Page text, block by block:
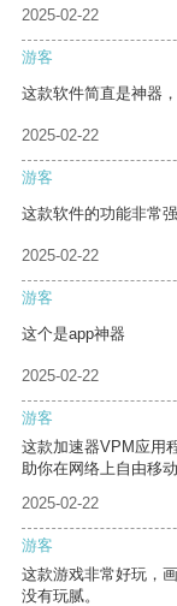
2025-02-22
游客
这款软件简直是神器
2025-02-22
游客
这款软件的功能非常
2025-02-22
游客
这个是app神器
2025-02-22
游客
这款加速器VPM应用
助你在网络上自由移动
2025-02-22
游客
这款游戏非常好玩，
没有玩腻。